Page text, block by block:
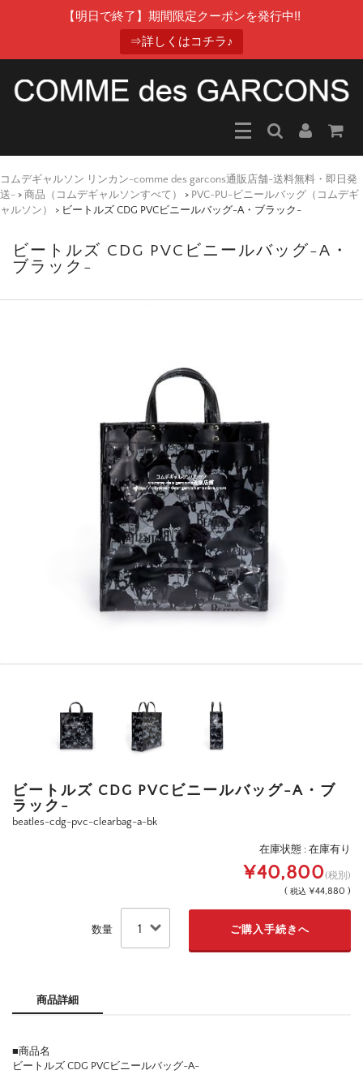
【明日で終了】期間限定クーポンを発行中!!
⇒詳しくはコチラ♪
コムデギャルソン リンカン-comme des garcons通販店舗-送料無料・即日発
送- > 商品（コムデギャルソンすべて） > PVC-PU-ビニールバッグ（コムデギ
ャルソン）
> ビートルズ CDG PVCビニールバッグ-A・ブラック-
ビートルズ CDG PVCビニールバッグ-A・
ブラック-
ビートルズ CDG PVCビニールバッグ-A・ブ
ラック-
beatles-cdg-pvc-clearbag-a-bk
在庫状態 : 在庫有り
¥40,800(税別)
( 税込 ¥44,880 )
数量
商品詳細
■商品名
ビートルズ CDG PVCビニールバッグ-A-